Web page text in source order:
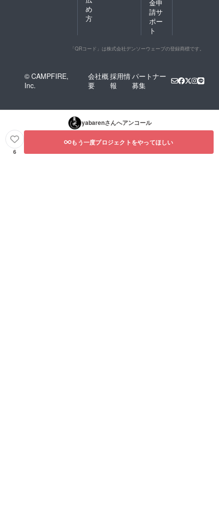
め
方
金申
請サ
ポー
ト
「QRコード」は株式会社デンソーウェーブの登録商標です。
© CAMPFIRE,
Inc.
会社概
要
採用情
報
パートナー
募集
yabarenさんへアンコール
6
もう一度プロジェクトをやってほしい